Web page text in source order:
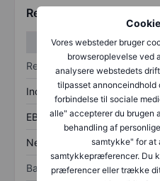
Vores websteder bruger
browseroplevelse ved
analysere webstedets
tilpasset annonceindhold
forbindelse til sociale
alle" accepterer du brugen
behandling af
samtykke" for at
samtykkepræferencer. Du
præferencer eller trække
Regnskabstal
Resultatopgørelse
Indtægter
EBITDA
Nettoresultat
Balance